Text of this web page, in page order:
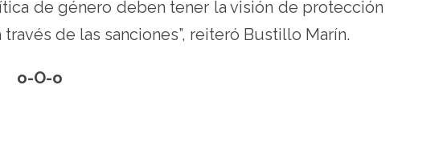
de género deben tener la visión de protección
de las sanciones”, reiteró Bustillo Marín.
o-O-o